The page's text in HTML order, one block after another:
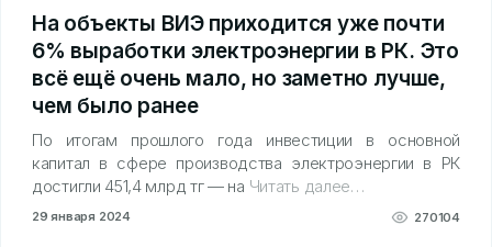
На объекты ВИЭ приходится уже почти
6% выработки электроэнергии в РК. Это
всё ещё очень мало, но заметно лучше,
чем было ранее
По итогам прошлого года инвестиции в основной
капитал в сфере производства электроэнергии в РК
достигли 451,4 млрд тг — на Читать далее…
29 января 2024 270104